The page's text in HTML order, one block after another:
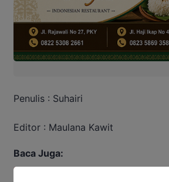
Penulis : Suhairi
Editor : Maulana Kawit
Baca Juga: